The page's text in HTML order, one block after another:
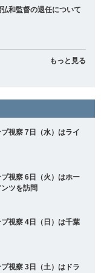
和監督の退任について
もっと見る
視察 7日（水）はライ
視察 6日（火）はホー
ツを訪問
視察 4日（日）は千葉
視察 3日（土）はドラ